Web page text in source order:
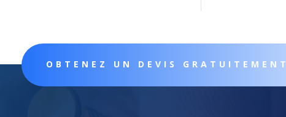
OBTENEZ UN DEVIS GRATUITEMENT